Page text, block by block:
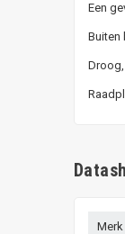
Een
Buiten
Merk